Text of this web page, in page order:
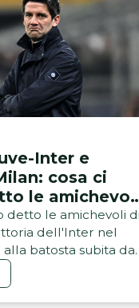
Inter e
cosa ci
le amichevoli
detto le amichevoli
dell'Inter nel
batosta subita dal
Chelsea